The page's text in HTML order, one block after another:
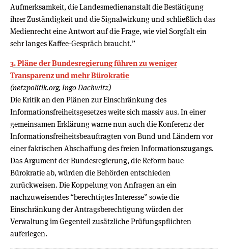
Aufmerksamkeit, die Landesmedienanstalt die Bestätigung
ihrer Zuständigkeit und die Signalwirkung und schließlich das
Medienrecht eine Antwort auf die Frage, wie viel Sorgfalt ein
sehr langes Kaffee-Gespräch braucht.”
3. Pläne der Bundesregierung führen zu weniger
Transparenz und mehr Bürokratie
(netzpolitik.org, Ingo Dachwitz)
Die Kritik an den Plänen zur Einschränkung des
Informationsfreiheitsgesetzes weite sich massiv aus. In einer
gemeinsamen Erklärung warne nun auch die Konferenz der
Informationsfreiheitsbeauftragten von Bund und Ländern vor
einer faktischen Abschaffung des freien Informationszugangs.
Das Argument der Bundesregierung, die Reform baue
Bürokratie ab, würden die Behörden entschieden
zurückweisen. Die Koppelung von Anfragen an ein
nachzuweisendes “berechtigtes Interesse” sowie die
Einschränkung der Antragsberechtigung würden der
Verwaltung im Gegenteil zusätzliche Prüfungspflichten
auferlegen.